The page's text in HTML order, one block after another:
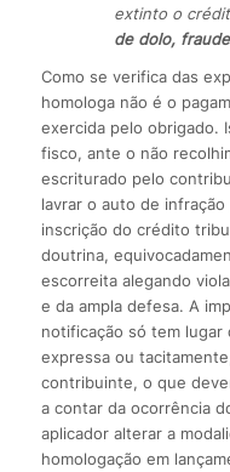
extinto o
de dolo, fraude
Como se verifica das
homologa não é o
exercida pelo obrigado.
fisco, ante o não
escriturado pelo
lavrar o auto de
inscrição do crédito
doutrina,
escorreita alegando
e da ampla defesa. A
notificação só tem lugar
expressa ou
contribuinte, o que
a contar da ocorrência
aplicador alterar a
homologação em